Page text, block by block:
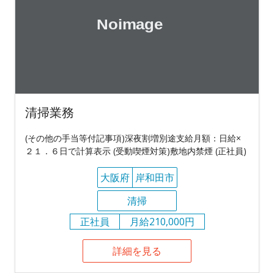
清掃業務
(その他の手当等付記事項)深夜割増別途支給月額：日給×
２１．６日で計算表示 (受動喫煙対策)敷地内禁煙 (正社員)
大阪府 岸和田市
清掃
正社員
月給210,000円
詳細を見る